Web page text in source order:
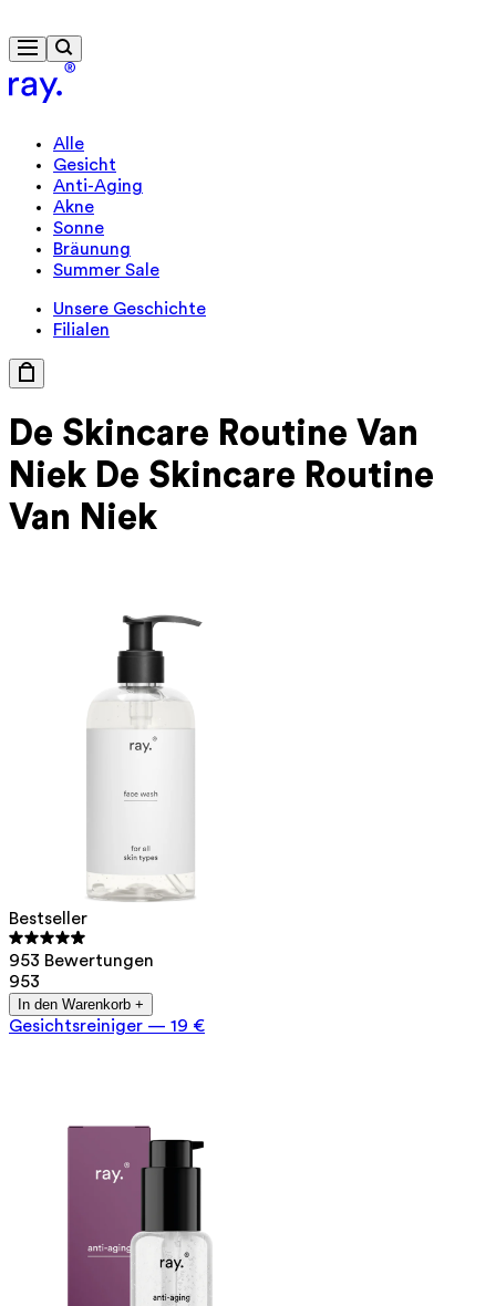
Alle
Gesicht
Anti-Aging
Akne
Sonne
Bräunung
Summer Sale
Unsere Geschichte
Filialen
De Skincare Routine Van
Niek De Skincare Routine
Van Niek
Bestseller
953 Bewertungen
953
In den Warenkorb +
Gesichtsreiniger — 19 €